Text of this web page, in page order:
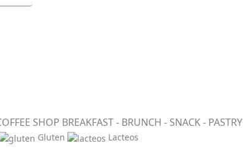
SHOP BREAKFAST - BRUNCH - SNACK - PASTRY
Gluten Lacteos